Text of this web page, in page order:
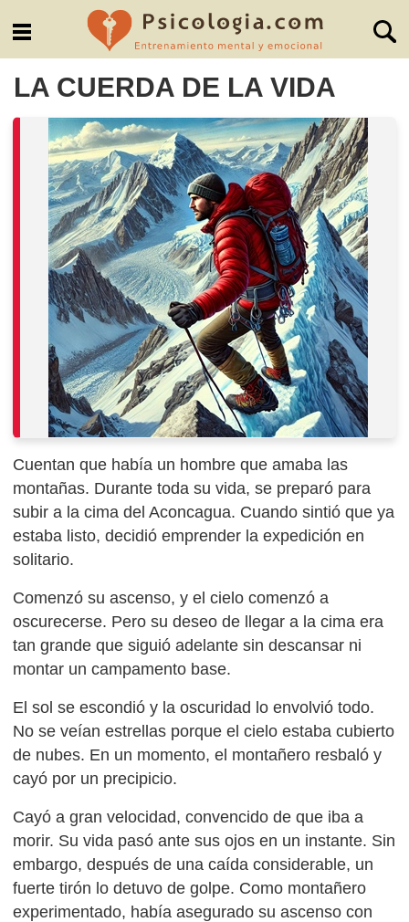
LA CUERDA DE LA VIDA
Cuentan que había un hombre que amaba las
montañas. Durante toda su vida, se preparó para
subir a la cima del Aconcagua. Cuando sintió que ya
estaba listo, decidió emprender la expedición en
solitario.
Comenzó su ascenso, y el cielo comenzó a
oscurecerse. Pero su deseo de llegar a la cima era
tan grande que siguió adelante sin descansar ni
montar un campamento base.
El sol se escondió y la oscuridad lo envolvió todo.
No se veían estrellas porque el cielo estaba cubierto
de nubes. En un momento, el montañero resbaló y
cayó por un precipicio.
Cayó a gran velocidad, convencido de que iba a
morir. Su vida pasó ante sus ojos en un instante. Sin
embargo, después de una caída considerable, un
fuerte tirón lo detuvo de golpe. Como montañero
experimentado, había asegurado su ascenso con